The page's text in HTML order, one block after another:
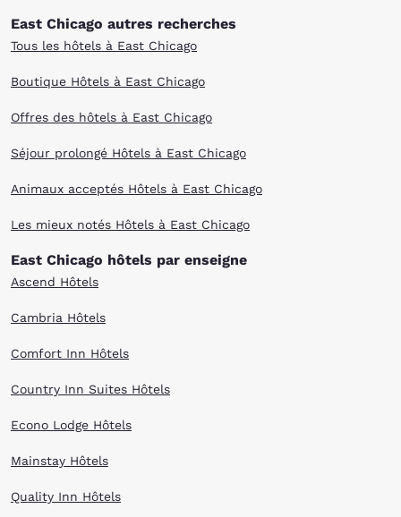
East Chicago autres recherches
Tous les hôtels à East Chicago
Boutique Hôtels à East Chicago
Offres des hôtels à East Chicago
Séjour prolongé Hôtels à East Chicago
Animaux acceptés Hôtels à East Chicago
Les mieux notés Hôtels à East Chicago
East Chicago hôtels par enseigne
Ascend Hôtels
Cambria Hôtels
Comfort Inn Hôtels
Country Inn Suites Hôtels
Econo Lodge Hôtels
Mainstay Hôtels
Quality Inn Hôtels